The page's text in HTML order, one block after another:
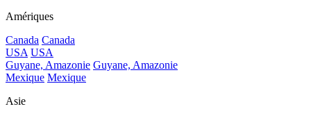
Amériques
Canada Canada
USA USA
Guyane, Amazonie Guyane, Amazonie
Mexique Mexique
Asie